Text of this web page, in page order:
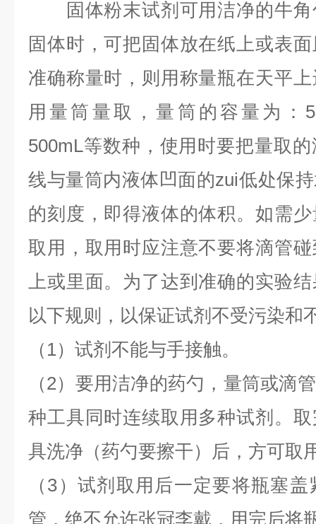
固体粉末试剂可用洁净的牛角
固体时，可把固体放在纸上或表
准确称量时，则用称量瓶在天平
用量筒量取，量筒的容量为：
500mL等数种，使用时要把量取
线与量筒内液体凹面的zui低处保
的刻度，即得液体的体积。如需
取用，取用时应注意不要将滴管
上或里面。为了达到准确的实验
以下规则，以保证试剂不受污染和
（1）试剂不能与手接触。
（2）要用洁净的药勺，量筒或滴
种工具同时连续取用多种试剂。
具洗净（药勺要擦干）后，方可取
（3）试剂取用后一定要将瓶塞
管，绝不允许张冠李戴，用完后将